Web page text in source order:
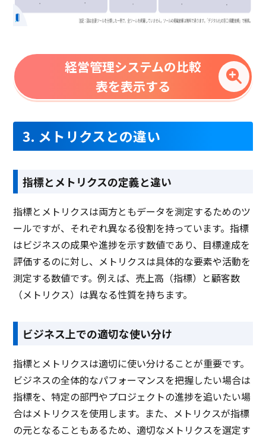
経営管理システムの比較
表を表示する
3. メトリクスとの違い
指標とメトリクスの定義と違い
指標とメトリクスは両方ともデータを測定するためのツ
ールですが、それぞれ異なる役割を持っています。指標
はビジネスの成果や進捗を示す数値であり、目標達成を
評価するのに対し、メトリクスは具体的な要素や活動を
測定する数値です。例えば、売上高（指標）と顧客数
（メトリクス）は異なる性質を持ちます。
ビジネス上での適切な使い分け
指標とメトリクスは適切に使い分けることが重要です。
ビジネスの全体的なパフォーマンスを把握したい場合は
指標を、特定の部門やプロジェクトの進捗を追いたい場
合はメトリクスを使用します。また、メトリクスが指標
の元となることもあるため、適切なメトリクスを選定す